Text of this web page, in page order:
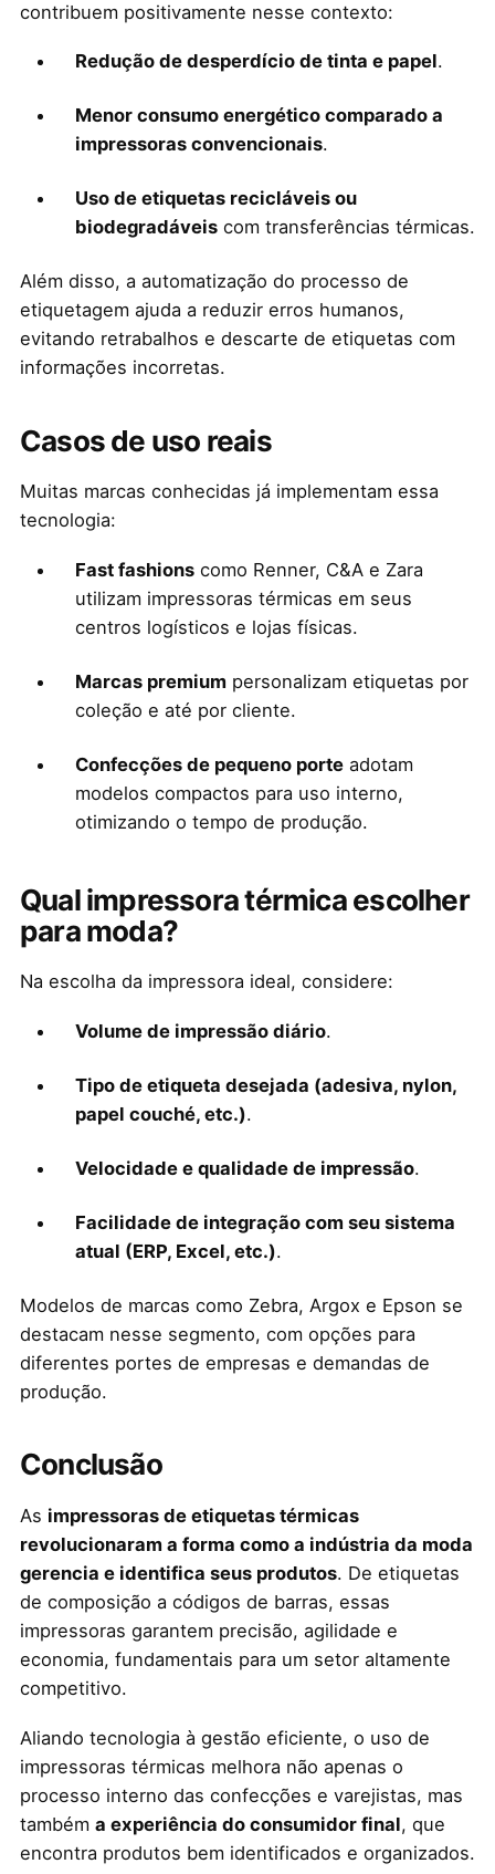
contribuem positivamente nesse contexto:
Redução de desperdício de tinta e papel.
Menor consumo energético comparado a
impressoras convencionais.
Uso de etiquetas recicláveis ou
biodegradáveiscom transferências térmicas.
Além disso, a automatização do processo de
etiquetagem ajuda a reduzir erros humanos,
evitando retrabalhos e descarte de etiquetas com
informações incorretas.
Casos de uso reais
Muitas marcas conhecidas já implementam essa
tecnologia:
Fast fashionscomo Renner, C&A e Zara
utilizam impressoras térmicas em seus
centros logísticos e lojas físicas.
Marcas premiumpersonalizam etiquetas por
coleção e até por cliente.
Confecções de pequeno porteadotam
modelos compactos para uso interno,
otimizando o tempo de produção.
Qual impressora térmica escolher
para moda?
Na escolha da impressora ideal, considere:
Volume de impressão diário.
Tipo de etiqueta desejada (adesiva, nylon,
papel couché, etc.).
Velocidade e qualidade de impressão.
Facilidade de integração com seu sistema
atual (ERP, Excel, etc.).
Modelos de marcas como Zebra, Argox e Epson se
destacam nesse segmento, com opções para
diferentes portes de empresas e demandas de
produção.
Conclusão
As impressoras de etiquetas térmicas
revolucionaram a forma como a indústria da moda
gerencia e identifica seus produtos. De etiquetas
de composição a códigos de barras, essas
impressoras garantem precisão, agilidade e
economia, fundamentais para um setor altamente
competitivo.
Aliando tecnologia à gestão eficiente, o uso de
impressoras térmicas melhora não apenas o
processo interno das confecções e varejistas, mas
também a experiência do consumidor final, que
encontra produtos bem identificados e organizados.